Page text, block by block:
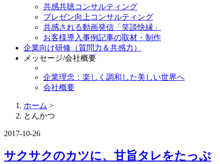
共感共聴コンサルティング
プレゼン向上コンサルティング
共感される動画発信「笑談快縁」
お客様導入事例記事の取材・制作
企業向け研修（質問力＆共感力）
メッセージ/会社概要
企業理念：楽しく調和した美しい世界へ
会社概要
ホーム >
とんかつ
2017-10-26
サクサクのカツに、甘旨タレをたっぷ